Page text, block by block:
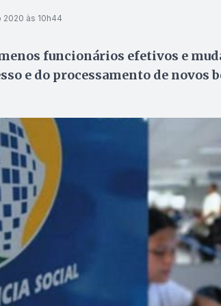
2020 às 10h44
funcionários efetivos e
e do processamento de novos